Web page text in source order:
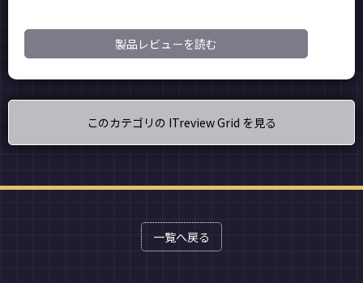
製品レビューを読む
このカテゴリの ITreview Grid を見る
一覧へ戻る